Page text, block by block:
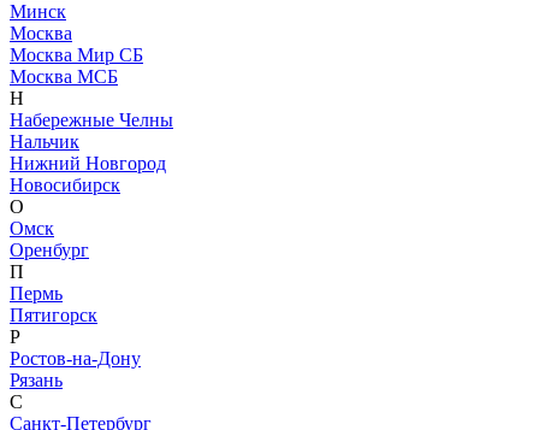
Минск
Москва
Москва Мир СБ
Москва МСБ
Н
Набережные Челны
Нальчик
Нижний Новгород
Новосибирск
О
Омск
Оренбург
П
Пермь
Пятигорск
Р
Ростов-на-Дону
Рязань
С
Санкт-Петербург